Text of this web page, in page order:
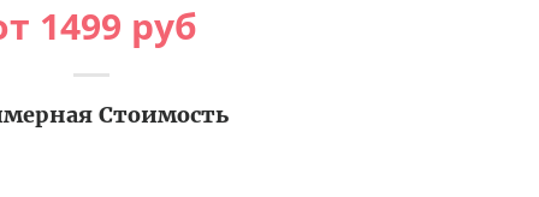
1499 руб
Стоимость